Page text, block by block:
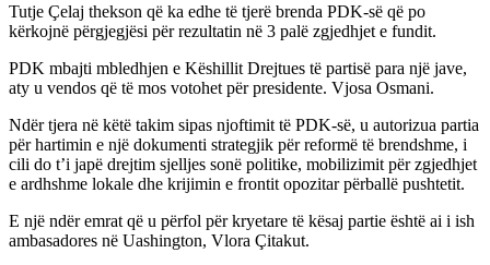
Tutje Çelaj thekson që ka edhe të tjerë brenda PDK-së që po
kërkojnë përgjegjësi për rezultatin në 3 palë zgjedhjet e fundit.
PDK mbajti mbledhjen e Këshillit Drejtues të partisë para një jave,
aty u vendos që të mos votohet për presidente. Vjosa Osmani.
Ndër tjera në këtë takim sipas njoftimit të PDK-së, u autorizua partia
për hartimin e një dokumenti strategjik për reformë të brendshme, i
cili do t’i japë drejtim sjelljes sonë politike, mobilizimit për zgjedhjet
e ardhshme lokale dhe krijimin e frontit opozitar përballë pushtetit.
E një ndër emrat që u përfol për kryetare të kësaj partie është ai i ish
ambasadores në Uashington, Vlora Çitakut.